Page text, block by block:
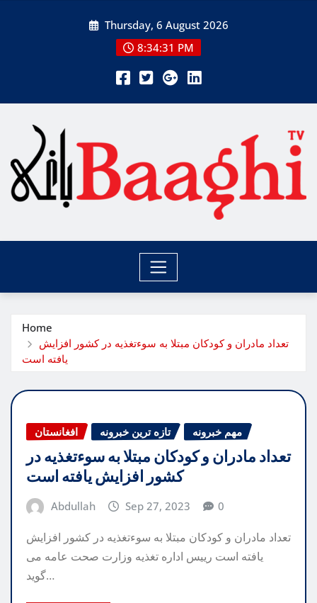
Thursday, 6 August 2026
8:34:31 PM
Home
تعداد مادران و کودکان مبتلا به سوءتغذیه در کشور افزایش
یافته است
افغانستان تازه ترین خبرونه مهم خبرونه
تعداد مادران و کودکان مبتلا به سوءتغذیه در
کشور افزایش یافته است
Abdullah Sep 27, 2023 0
تعداد مادران و کودکان مبتلا به سوءتغذیه در کشور افزایش
یافته است رییس اداره تغذیه وزارت صحت عامه می
گوید…